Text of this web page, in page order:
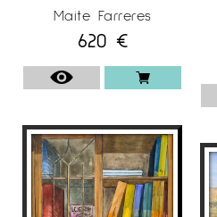
Maite Farreres
620 €